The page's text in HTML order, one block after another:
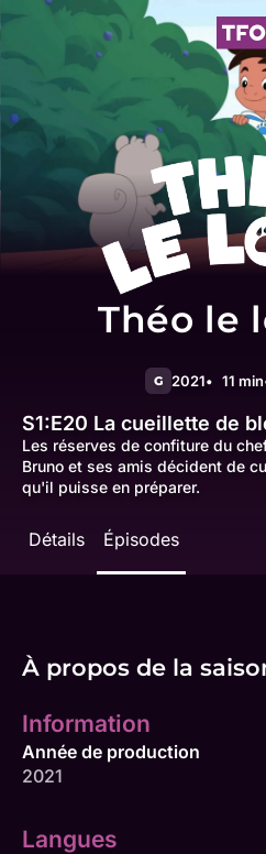
Théo le
G 2021 11 min
S1:E20 La cueillette de
Les réserves de confiture du
Bruno et ses amis décident de
qu'il puisse en préparer.
Détails Épisodes
À propos de la
Information
Année de production
2021
Langues